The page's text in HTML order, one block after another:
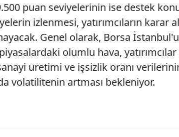
puan seviyelerinin ise destek
izlenmesi, yatırımcıların karar
Genel olarak, Borsa
piyasalardaki olumlu hava,
üretimi ve işsizlik oranı
volatilitenin artması bekleniyor.